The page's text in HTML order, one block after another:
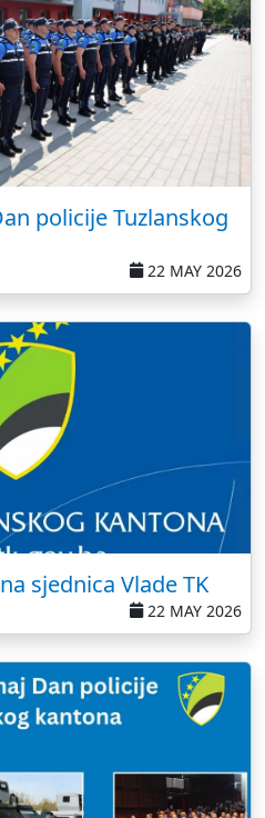
policije Tuzlanskog
22 MAY 2026
sjednica Vlade TK
22 MAY 2026